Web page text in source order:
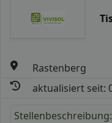
Rastenberg
aktualisiert seit:
Stellenbeschreibung: